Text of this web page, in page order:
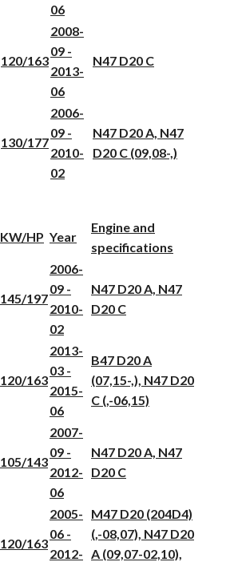
06
120/163
2008-
09 -
2013-
06
N47 D20 C
130/177
2006-
09 -
2010-
02
N47 D20 A, N47
D20 C (09,08-,)
KW/HP Year
Engine and
specifications
145/197
2006-
09 -
2010-
02
N47 D20 A, N47
D20 C
120/163
2013-
03 -
2015-
06
B47 D20 A
(07,15-,), N47 D20
C (,-06,15)
105/143
2007-
09 -
2012-
06
N47 D20 A, N47
D20 C
120/163
2005-
06 -
2012-
M47 D20 (204D4)
(,-08,07), N47 D20
A (09,07-02,10),